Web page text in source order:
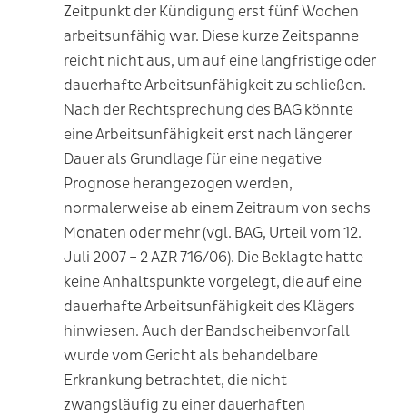
Zeitpunkt der Kündigung erst fünf Wochen
arbeitsunfähig war. Diese kurze Zeitspanne
reicht nicht aus, um auf eine langfristige oder
dauerhafte Arbeitsunfähigkeit zu schließen.
Nach der Rechtsprechung des BAG könnte
eine Arbeitsunfähigkeit erst nach längerer
Dauer als Grundlage für eine negative
Prognose herangezogen werden,
normalerweise ab einem Zeitraum von sechs
Monaten oder mehr (vgl. BAG, Urteil vom 12.
Juli 2007 – 2 AZR 716/06). Die Beklagte hatte
keine Anhaltspunkte vorgelegt, die auf eine
dauerhafte Arbeitsunfähigkeit des Klägers
hinwiesen. Auch der Bandscheibenvorfall
wurde vom Gericht als behandelbare
Erkrankung betrachtet, die nicht
zwangsläufig zu einer dauerhaften